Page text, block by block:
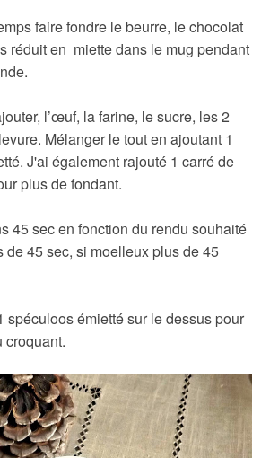
faire fondre le beurre, le chocolat
réduit en miette dans le mug pendant
l’œuf, la farine, le sucre, les 2
Mélanger le tout en ajoutant 1
J'ai également rajouté 1 carré de
plus de fondant.
45 sec en fonction du rendu souhaité
de 45 sec, si moelleux plus de 45
spéculoos émietté sur le dessus pour
croquant.